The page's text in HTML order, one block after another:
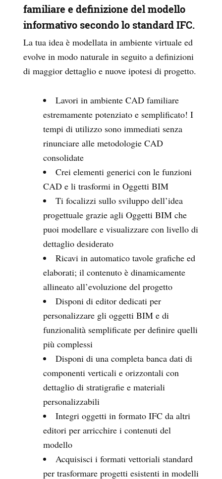
familiare e definizione del modello
informativo secondo lo standard IFC.
La tua idea è modellata in ambiente virtuale ed
evolve in modo naturale in seguito a definizioni
di maggior dettaglio e nuove ipotesi di progetto.
Lavori in ambiente CAD familiare
estremamente potenziato e semplificato! I
tempi di utilizzo sono immediati senza
rinunciare alle metodologie CAD
consolidate
Crei elementi generici con le funzioni
CAD e li trasformi in Oggetti BIM
Ti focalizzi sullo sviluppo dell’idea
progettuale grazie agli Oggetti BIM che
puoi modellare e visualizzare con livello di
dettaglio desiderato
Ricavi in automatico tavole grafiche ed
elaborati; il contenuto è dinamicamente
allineato all’evoluzione del progetto
Disponi di editor dedicati per
personalizzare gli oggetti BIM e di
funzionalità semplificate per definire quelli
più complessi
Disponi di una completa banca dati di
componenti verticali e orizzontali con
dettaglio di stratigrafie e materiali
personalizzabili
Integri oggetti in formato IFC da altri
editori per arricchire i contenuti del
modello
Acquisisci i formati vettoriali standard
per trasformare progetti esistenti in modelli